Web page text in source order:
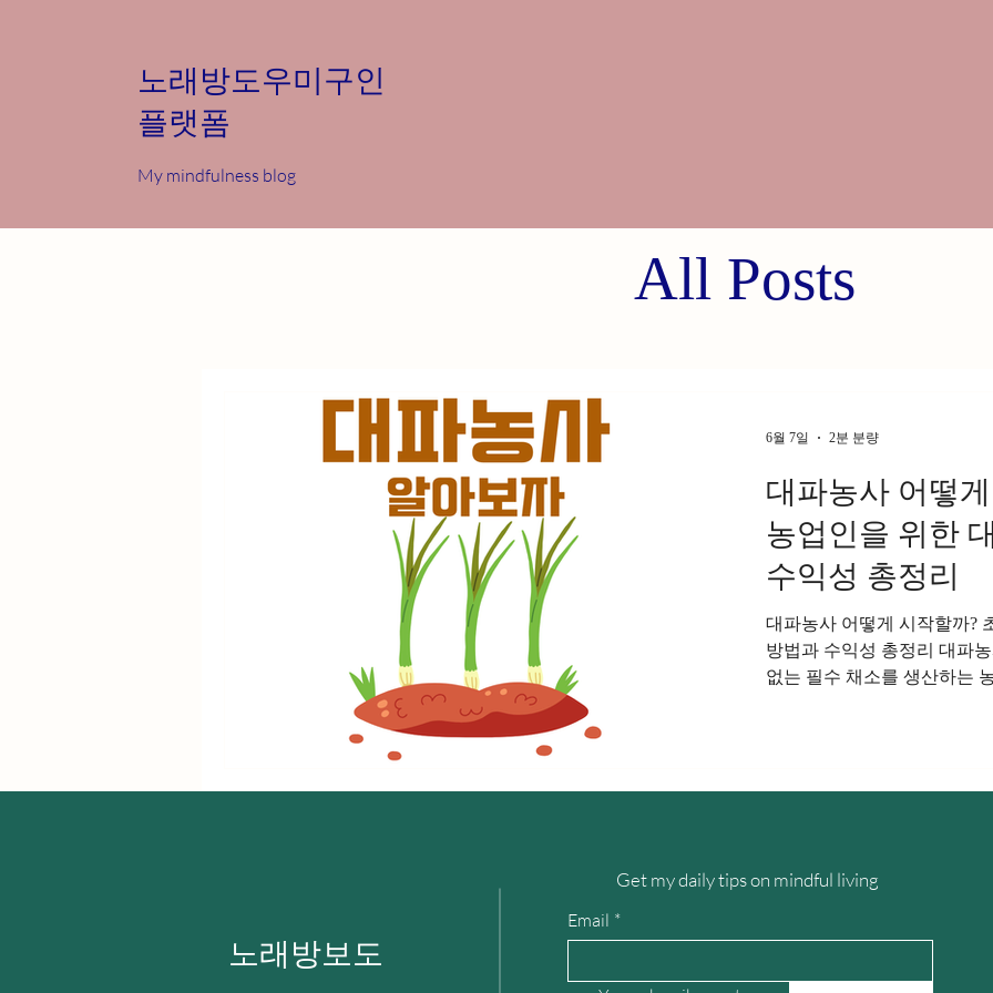
노래방도우미구인
플랫폼
My mindfulness blog
All Posts
대파농사 어떻
농업인을 위한
수익성 총정리
대파농사 어떻게 시작할까?
방법과 수익성 총정리 대파
없는 필수 채소를 생산하는
을 정확하게 이해해야 한다.
부분과 녹색 잎 부분을 모두
매우 높은 작물이다. 재배 기
만 일반적으로 4개월에서 8
6월 7일 2분 분량
노래방보도
Get my daily tips on mindful living
Email *